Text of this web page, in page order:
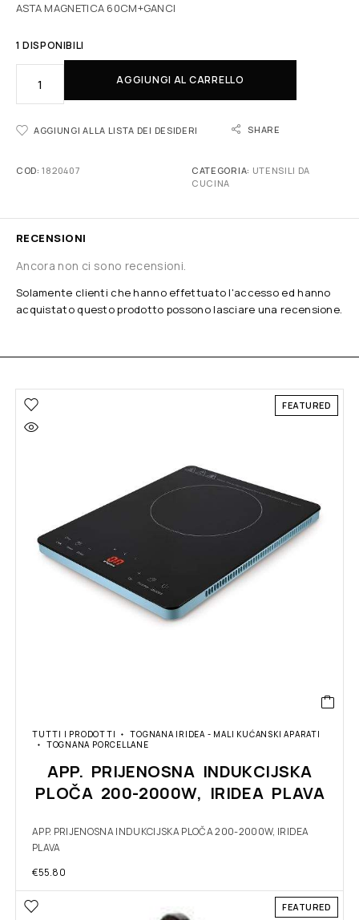
ASTA MAGNETICA 60CM+GANCI
1 DISPONIBILI
AGGIUNGI AL CARRELLO
AGGIUNGI ALLA LISTA DEI DESIDERI SHARE
COD:1820407 CATEGORIA: UTENSILI DA
CUCINA
RECENSIONI
Ancora non ci sono recensioni.
Solamente clienti che hanno effettuato l'accesso ed hanno
acquistato questo prodotto possono lasciare una recensione.
FEATURED
TUTTI I PRODOTTI
TOGNANA IRIDEA - MALI KUĆANSKI APARATI
TOGNANA PORCELLANE
APP. PRIJENOSNA INDUKCIJSKA
PLOČA 200-2000W, IRIDEA PLAVA
APP. PRIJENOSNA INDUKCIJSKA PLOČA 200-2000W, IRIDEA
PLAVA
€55.80
FEATURED